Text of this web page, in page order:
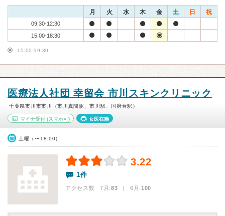
月 火 水 木 金 土 日 祝
09:30-12:30
15:00-18:30
15:00-19:30
医療法人社団 幸留会 市川スキンクリニック
千葉県市川市市川（市川真間駅、市川駅、国府台駅）
マイナ受付 (スマホ可) 女医在籍
土曜（〜18:00）
3.22
1件
アクセス数 7月:83 | 6月:100